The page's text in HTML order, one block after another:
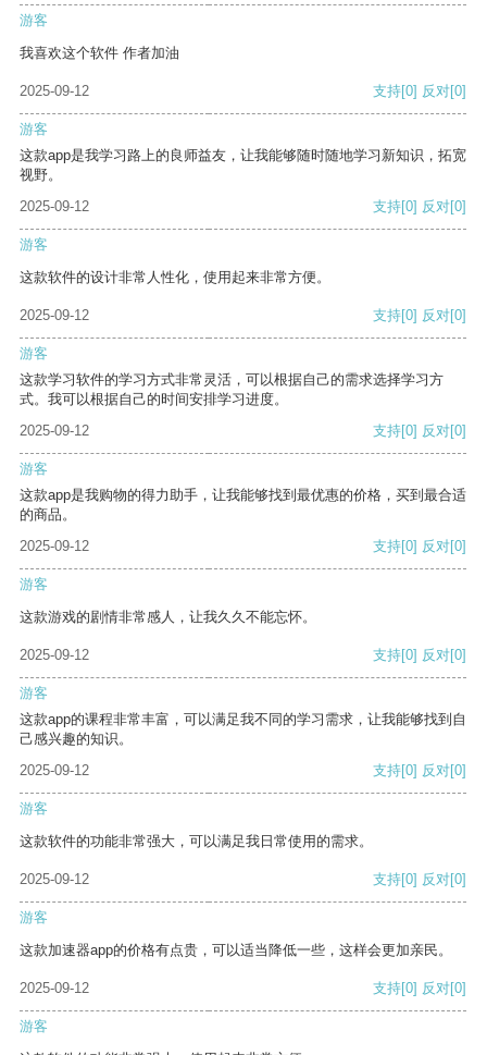
游客
我喜欢这个软件 作者加油
2025-09-12 支持[0] 反对[0]
游客
这款app是我学习路上的良师益友，让我能够随时随地学习新知识，拓宽
视野。
2025-09-12
支持[0] 反对[0]
游客
这款软件的设计非常人性化，使用起来非常方便。
2025-09-12 支持[0] 反对[0]
游客
这款学习软件的学习方式非常灵活，可以根据自己的需求选择学习方
式。我可以根据自己的时间安排学习进度。
2025-09-12
支持[0] 反对[0]
游客
这款app是我购物的得力助手，让我能够找到最优惠的价格，买到最合适
的商品。
2025-09-12
支持[0] 反对[0]
游客
这款游戏的剧情非常感人，让我久久不能忘怀。
2025-09-12 支持[0] 反对[0]
游客
这款app的课程非常丰富，可以满足我不同的学习需求，让我能够找到自
己感兴趣的知识。
2025-09-12
支持[0] 反对[0]
游客
这款软件的功能非常强大，可以满足我日常使用的需求。
2025-09-12 支持[0] 反对[0]
游客
这款加速器app的价格有点贵，可以适当降低一些，这样会更加亲民。
2025-09-12 支持[0] 反对[0]
游客